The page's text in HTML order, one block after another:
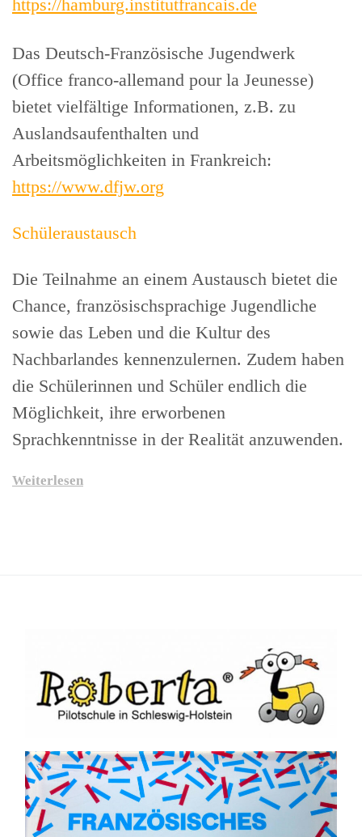
https://hamburg.institutfrancais.de
Das Deutsch-Französische Jugendwerk
(Office franco-allemand pour la Jeunesse)
bietet vielfältige Informationen, z.B. zu
Auslandsaufenthalten und
Arbeitsmöglichkeiten in Frankreich:
https://www.dfjw.org
Schüleraustausch
Die Teilnahme an einem Austausch bietet die
Chance, französischsprachige Jugendliche
sowie das Leben und die Kultur des
Nachbarlandes kennen­zulernen. Zudem haben
die Schülerinnen und Schüler endlich die
Möglichkeit, ihre erworbenen
Sprachkenntnisse in der Realität anzuwenden.